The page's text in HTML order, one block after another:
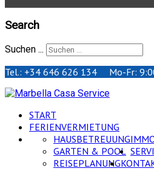
Search
Suchen ...
Tel.: +34 646 626 134 Mo-Fr:
START
FERIENVERMIETUNG
HAUSBETREUUNG
GARTEN & POOL
REISEPLANUNG